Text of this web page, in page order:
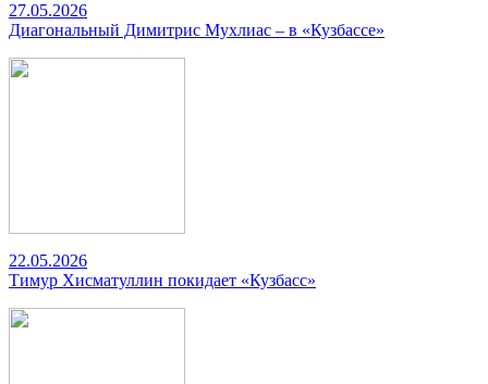
27.05.2026
Диагональный Димитрис Мухлиас – в «Кузбассе»
22.05.2026
Тимур Хисматуллин покидает «Кузбасс»